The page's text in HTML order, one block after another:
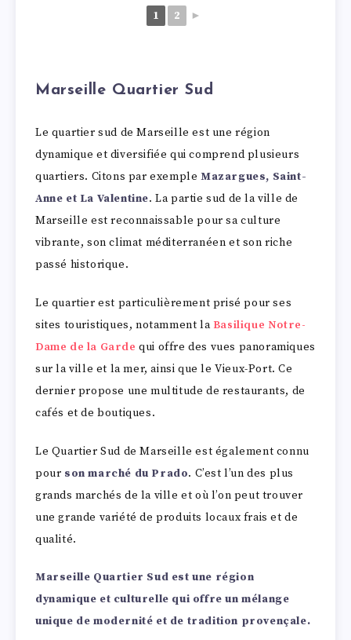
1 2 ►
Marseille Quartier Sud
Le quartier sud de Marseille est une région
dynamique et diversifiée qui comprend plusieurs
quartiers. Citons par exempleMazargues, Saint-
Anne et La Valentine. La partie sud de la ville de
Marseille est reconnaissable pour sa culture
vibrante, son climat méditerranéen et son riche
passé historique.
Le quartier est particulièrement prisé pour ses
sites touristiques, notamment la Basilique Notre-
Dame de la Garde qui offre des vues panoramiques
sur la ville et la mer, ainsi que le Vieux-Port. Ce
dernier propose une multitude de restaurants, de
cafés et de boutiques.
Le Quartier Sud de Marseille est également connu
pour son marché du Prado. C’est l’un des plus
grands marchés de la ville et où l’on peut trouver
une grande variété de produits locaux frais et de
qualité.
Marseille Quartier Sud est une région
dynamique et culturelle qui offre un mélange
unique de modernité et de tradition provençale.